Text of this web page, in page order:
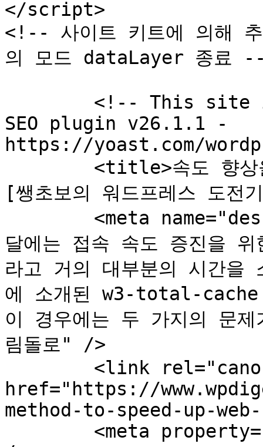
</script>
<!-- 사이트 키트에 의해
의 모드 dataLayer 종료
SEO plugin v26.1.1 -
https://yoast.com/
[쌩초보의 워드프레스 도
달에는 접속 속도 증진을
라고 거의 대부분의 시간을
에 소개된 w3-total-cache
이 경우에는 두 가지의 문
림돌로" />
href="https://
method-to-speed-up-